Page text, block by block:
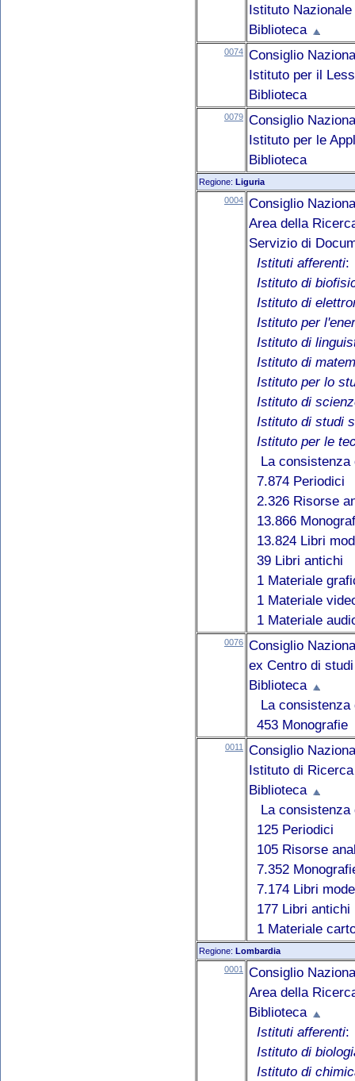
Istituto
Biblioteca
0074 Consiglio
Istituto per il
Biblioteca
0079 Consiglio
Istituto per le
Biblioteca
Regione: Liguria
0004 Consiglio
Area della
Servizio di
Istituti afferenti:
Istituto di
Istituto di
Istituto per
Istituto di
Istituto di
Istituto per lo
Istituto di
Istituto di studi
Istituto per le
La
7.874 Periodici
2.326 Risorse
13.866
13.824 Libri
39 Libri antichi
1 Materiale
1 Materiale
1 Materiale
0076 Consiglio
ex Centro di
Biblioteca
La
453 Monografie
0011
Consiglio
Istituto di
Biblioteca
La
125 Periodici
105 Risorse
7.352
7.174 Libri
177 Libri antichi
1 Materiale
Regione: Lombardia
0001
Consiglio
Area della
Biblioteca
Istituti afferenti:
Istituto di
Istituto di